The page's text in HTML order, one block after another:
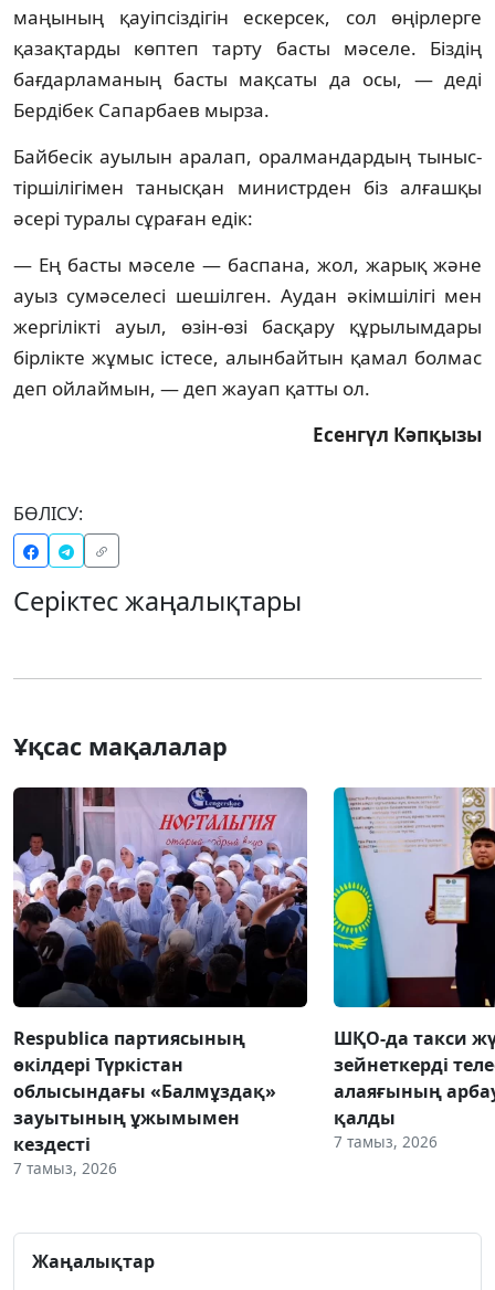
маңының қауiпсiздiгiн ескерсек, сол өңiрлерге
қазақтарды көптеп тарту басты мәселе. Бiздiң
бағдарламаның басты мақсаты да осы, — дедi
Бердiбек Сапарбаев мырза.
Байбесiк ауылын аралап, оралмандардың тыныс-
тiршiлiгiмен танысқан министрден бiз алғашқы
әсерi туралы сұраған едiк:
— Ең басты мәселе — баспана, жол, жарық және
ауыз сумәселесi шешiлген. Аудан әкiмшiлiгi мен
жергiлiктi ауыл, өзiн-өзi басқару құрылымдары
бiрлiкте жұмыс iстесе, алынбайтын қамал болмас
деп ойлаймын, — деп жауап қатты ол.
Есенгүл Кәпқызы
БӨЛІСУ:
Серіктес жаңалықтары
Ұқсас мақалалар
Respublica партиясының
өкілдері Түркістан
облысындағы «Балмұздақ»
зауытының ұжымымен
кездесті
7 тамыз, 2026
ШҚО-да такси
зейнеткерді
алаяғының
қалды
7 тамыз, 2026
Жаңалықтар